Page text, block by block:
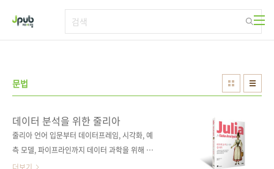
문법
데이터 분석을 위한 줄리아
줄리아 언어 입문부터 데이터프레임, 시각화, 예
측 모델, 파이프라인까지 데이터 과학을 위해 태
어난 언어 줄리아를 제대로 익히고 우아하게 데